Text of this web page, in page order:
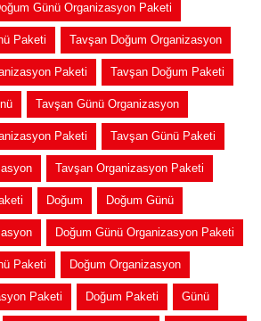
Günü Organizasyon Paketi
Paketi Tavşan Doğum Organizasyon
Paketi Tavşan Doğum Paketi
Tavşan Günü Organizasyon
Paketi Tavşan Günü Paketi
Tavşan Organizasyon Paketi
Doğum Doğum Günü
Doğum Günü Organizasyon Paketi
Paketi Doğum Organizasyon
Paketi Doğum Paketi Günü